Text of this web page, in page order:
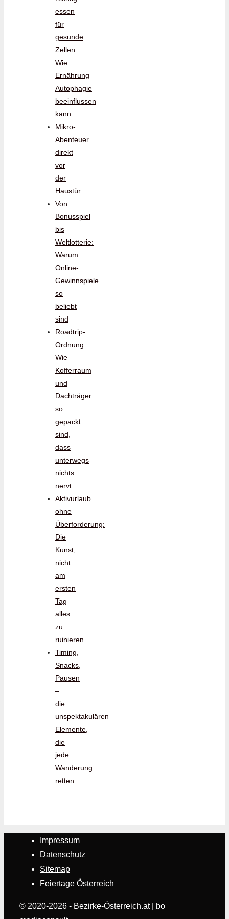
essen
für
gesunde
Zellen:
Wie
Ernährung
Autophagie
beeinflussen
kann
Mikro-
Abenteuer
direkt
vor
der
Haustür
Von
Bonusspiel
bis
Weltlotterie:
Warum
Online-
Gewinnspiele
so
beliebt
sind
Roadtrip-
Ordnung:
Wie
Kofferraum
und
Dachträger
so
gepackt
sind,
dass
unterwegs
nichts
nervt
Aktivurlaub
ohne
Überforderung:
Die
Kunst,
nicht
am
ersten
Tag
alles
zu
ruinieren
Timing,
Snacks,
Pausen
–
die
unspektakulären
Elemente,
die
jede
Wanderung
retten
Impressum
Datenschutz
Sitemap
Feiertage Österreich
© 2020-2026 - Bezirke-Österreich.at | bo